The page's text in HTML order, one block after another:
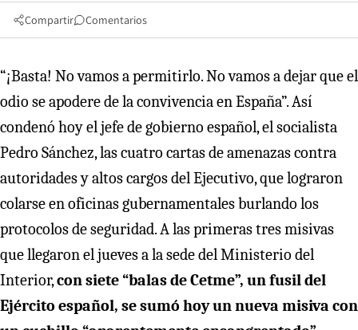
Compartir Comentarios
“¡Basta! No vamos a permitirlo. No vamos a dejar que el
odio se apodere de la convivencia en España”. Así
condenó hoy el jefe de gobierno español, el socialista
Pedro Sánchez, las cuatro cartas de amenazas contra
autoridades y altos cargos del Ejecutivo, que lograron
colarse en oficinas gubernamentales burlando los
protocolos de seguridad. A las primeras tres misivas
que llegaron el jueves a la sede del Ministerio del
Interior,con siete “balas de Cetme”, un fusil del
Ejército español, se sumó hoy un nueva misiva con